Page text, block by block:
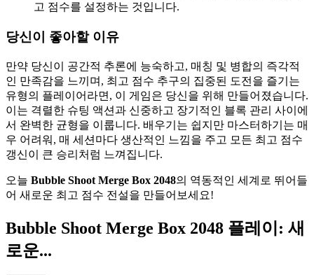
고 점수를 설정하는 것입니다.
당신이 좋아할 이유
만약 당신이 공간적 추론에 능숙하고, 매칭 및 병합의 즉각적
인 만족감을 느끼며, 최고 점수 추구의 집중된 도전을 즐기는
유형의 플레이어라면, 이 게임은 당신을 위해 만들어졌습니다.
이는 격렬한 슈팅 액션과 신중하고 장기적인 블록 관리 사이에
서 완벽한 균형을 이룹니다. 배우기는 쉽지만 마스터하기는 매
우 어려워, 매 세션마다 생산적인 느낌을 주고 모든 최고 점수
갱신이 큰 승리처럼 느껴집니다.
오늘 Bubble Shoot Merge Box 2048의 역동적인 세계로 뛰어들
어 새로운 최고 점수 전설을 만들어보세요!
Bubble Shoot Merge Box 2048 플레이: 새
로운...